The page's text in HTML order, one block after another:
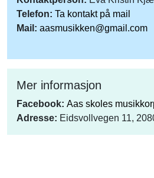
Telefon: Ta kontakt på mail
Mail: aasmusikken@gmail.com
Mer informasjon
Facebook: Aas skoles
Adresse: Eidsvollvegen 11,